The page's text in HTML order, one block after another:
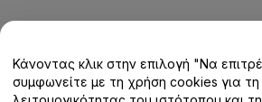
Κέντρο βοήθειας /
Κάνοντας κλικ στην επιλογή "Να
συμφωνείτε με τη χρήση cookies για τη